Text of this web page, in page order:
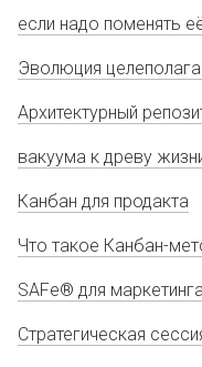
если надо поменять
Эволюция
Архитектурный
вакуума к древу
Канбан для продакта
Что такое Канбан-
SAFe® для
Стратегическая